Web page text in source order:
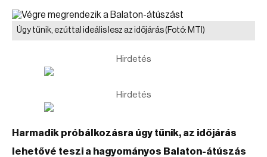
Úgy tűnik, ezúttal ideális lesz az időjárás(Fotó: MTI)
Hirdetés
Hirdetés
Harmadik próbálkozásra úgy tűnik, az időjárás
lehetővé teszi a hagyományos Balaton-átúszás